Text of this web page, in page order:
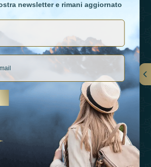
Collegamenti
Esperienza
newsletter e rimani aggiornato